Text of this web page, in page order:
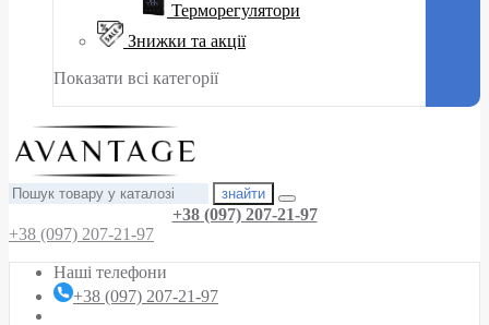
Терморегулятори
Знижки та акції
Показати всі категорії
знайти
+38 (097) 207-21-97
+38 (097) 207-21-97
Наші телефони
+38 (097) 207-21-97